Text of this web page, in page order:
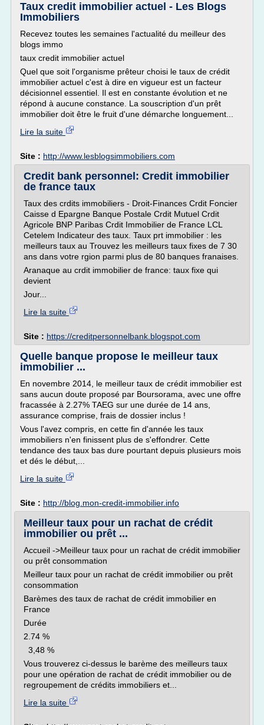
Taux credit immobilier actuel - Les Blogs
Immobiliers
Recevez toutes les semaines l'actualité du meilleur des
blogs immo
taux credit immobilier actuel
Quel que soit l'organisme prêteur choisi le taux de crédit
immobilier actuel c'est à dire en vigueur est un facteur
décisionnel essentiel. Il est en constante évolution et ne
répond à aucune constance. La souscription d'un prêt
immobilier doit être le fruit d'une démarche longuement...
Lire la suite
Site : http://www.lesblogsimmobiliers.com
Credit bank personnel: Credit immobilier
de france taux
Taux des crdits immobiliers - Droit-Finances Crdit Foncier
Caisse d Epargne Banque Postale Crdit Mutuel Crdit
Agricole BNP Paribas Crdit Immobilier de France LCL
Cetelem Indicateur des taux. Taux prt immobilier : les
meilleurs taux au Trouvez les meilleurs taux fixes de 7 30
ans dans votre rgion parmi plus de 80 banques franaises.
Aranaque au crdit immobilier de france: taux fixe qui
devient
Jour...
Lire la suite
Site : https://creditpersonnelbank.blogspot.com
Quelle banque propose le meilleur taux
immobilier ...
En novembre 2014, le meilleur taux de crédit immobilier est
sans aucun doute proposé par Boursorama, avec une offre
fracassée à 2.27% TAEG sur une durée de 14 ans,
assurance comprise, frais de dossier inclus !
Vous l'avez compris, en cette fin d'année les taux
immobiliers n'en finissent plus de s'effondrer. Cette
tendance des taux bas dure pourtant depuis plusieurs mois
et dés le début,...
Lire la suite
Site : http://blog.mon-credit-immobilier.info
Meilleur taux pour un rachat de crédit
immobilier ou prêt ...
Accueil ->Meilleur taux pour un rachat de crédit immobilier
ou prêt consommation
Meilleur taux pour un rachat de crédit immobilier ou prêt
consommation
Barèmes des taux de rachat de crédit immobilier en
France
Durée
2.74 %
3,48 %
Vous trouverez ci-dessus le barème des meilleurs taux
pour une opération de rachat de crédit immobilier ou de
regroupement de crédits immobiliers et...
Lire la suite